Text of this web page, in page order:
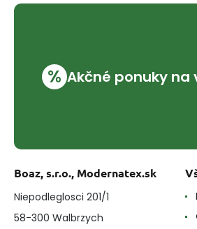
% Akčné ponuky na
Boaz, s.r.o., Modernatex.sk
Niepodleglosci 201/1
58-300 Walbrzych